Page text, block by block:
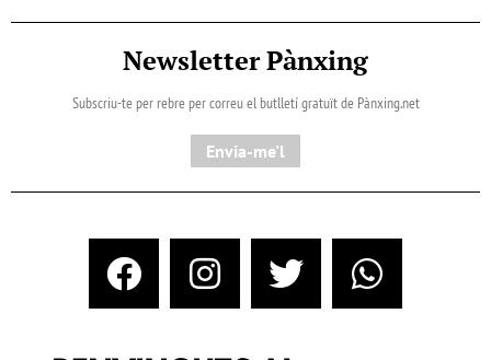
Newsletter Pànxing
Subscriu-te per rebre per correu el butlletí gratuït de Pànxing.net​
Envia-me'l